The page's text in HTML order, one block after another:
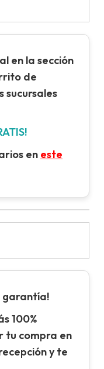
en la sección
de
sucursales
en este
garantía!
100%
tu compra en
y te